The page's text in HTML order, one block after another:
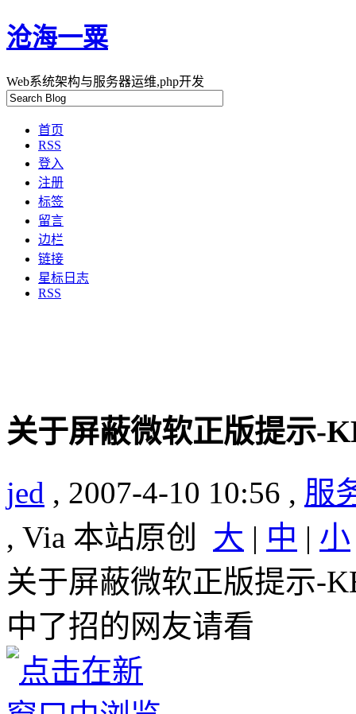
沧海一粟
Web系统架构与服务器运维,php开发
首页
RSS
登入
注册
标签
留言
边栏
链接
星标日志
RSS
关于屏蔽微软正版提示-
jed , 2007-4-10 10:56 , 服
, Via 本站原创
大 | 中 | 小
关于屏蔽微软正版提示-
中了招的网友请看